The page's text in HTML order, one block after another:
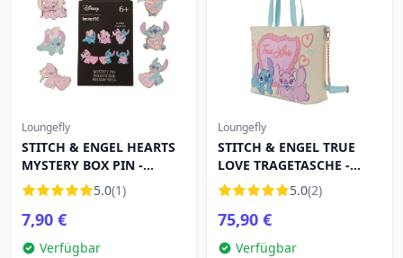
Loungefly
STITCH & ENGEL HEARTS
MYSTERY BOX PIN -
DISNEY LOUNGEFLY
5.0(1)
7,90 €
Verfügbar
Loungefly
STITCH & ENGEL TRUE
LOVE TRAGETASCHE -
DISNEY LOUNGEFLY
5.0(2)
75,90 €
Verfügbar